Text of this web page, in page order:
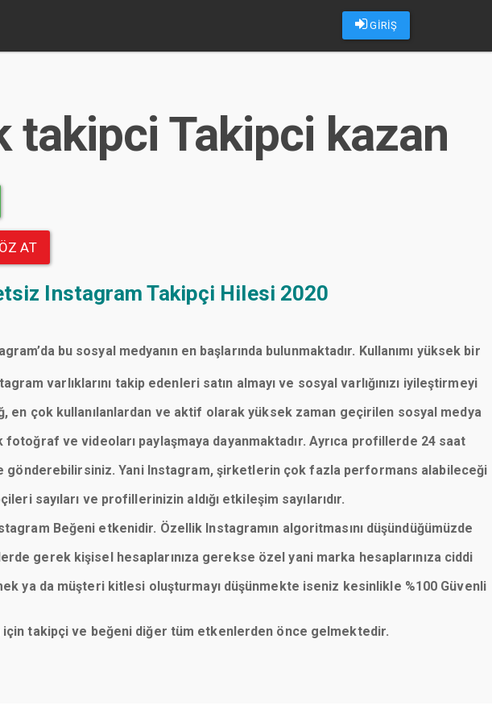
GİRİŞ
Takipci kazan
AT
Instagram Takipçi Hilesi 2020
bu sosyal medyanın en başlarında bulunmaktadır. Kullanımı yüksek bir
varlıklarını takip edenleri satın almayı ve sosyal varlığınızı iyileştirmeyi
en çok kullanılanlardan ve aktif olarak yüksek zaman geçirilen sosyal medya
ve videoları paylaşmaya dayanmaktadır. Ayrıca profillerde 24 saat
Yani Instagram, şirketlerin çok fazla performans alabileceği
sayıları ve profillerinizin aldığı etkileşim sayılarıdır.
Beğeni etkenidir. Özellik Instagramın algoritmasını düşündüğümüzde
gerek kişisel hesaplarınıza gerekse özel yani marka hesaplarınıza ciddi
ya da müşteri kitlesi oluşturmayı düşünmekte iseniz kesinlikle %100 Güvenli
takipçi ve beğeni diğer tüm etkenlerden önce gelmektedir.